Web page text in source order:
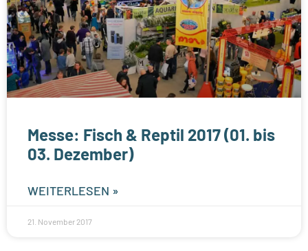
Messe: Fisch & Reptil 2017 (01. bis
03. Dezember)
WEITERLESEN »
21. November 2017